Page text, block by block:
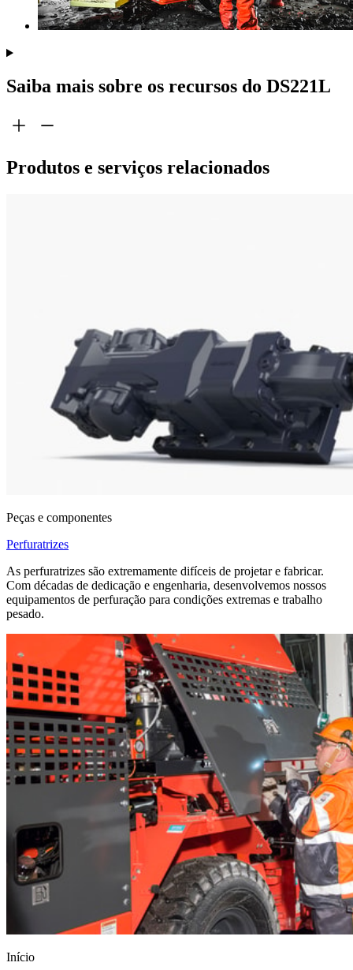
Saiba mais sobre os recursos do DS221L
Produtos e serviços relacionados
Peças e componentes
Perfuratrizes
As perfuratrizes são extremamente difíceis de projetar e fabricar.
Com décadas de dedicação e engenharia, desenvolvemos nossos
equipamentos de perfuração para condições extremas e trabalho
pesado.
Início